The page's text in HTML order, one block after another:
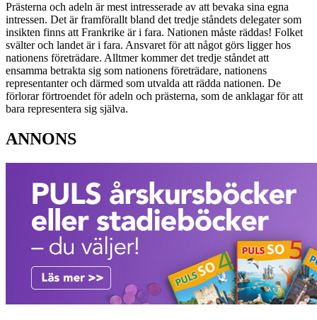
Prästerna och adeln är mest intresserade av att bevaka sina egna
intressen. Det är framförallt bland det tredje ståndets delegater som
insikten finns att Frankrike är i fara. Nationen måste räddas! Folket
svälter och landet är i fara. Ansvaret för att något görs ligger hos
nationens företrädare. Alltmer kommer det tredje ståndet att
ensamma betrakta sig som nationens företrädare, nationens
representanter och därmed som utvalda att rädda nationen. De
förlorar förtroendet för adeln och prästerna, som de anklagar för att
bara representera sig själva.
ANNONS